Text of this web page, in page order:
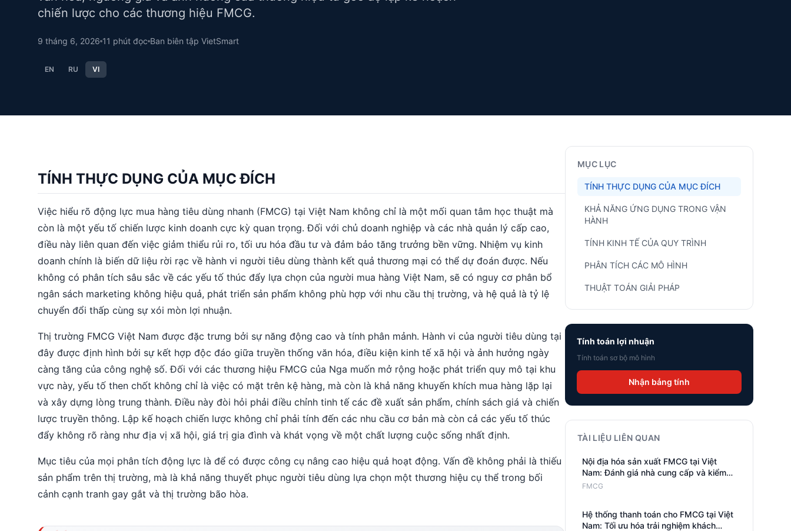
chiến lược cho các thương hiệu FMCG.
9 tháng 6, 2026 11 phút đọc Ban biên tập VietSmart
EN RU VI
TÍNH THỰC DỤNG CỦA MỤC ĐÍCH
Việc hiểu rõ động lực mua hàng tiêu dùng nhanh (FMCG) tại Việt Nam không chỉ là một mối quan tâm học thuật mà
còn là một yếu tố chiến lược kinh doanh cực kỳ quan trọng. Đối với chủ doanh nghiệp và các nhà quản lý cấp cao,
điều này liên quan đến việc giảm thiểu rủi ro, tối ưu hóa đầu tư và đảm bảo tăng trưởng bền vững. Nhiệm vụ kinh
doanh chính là biến dữ liệu rời rạc về hành vi người tiêu dùng thành kết quả thương mại có thể dự đoán được. Nếu
không có phân tích sâu sắc về các yếu tố thúc đẩy lựa chọn của người mua hàng Việt Nam, sẽ có nguy cơ phân bổ
ngân sách marketing không hiệu quả, phát triển sản phẩm không phù hợp với nhu cầu thị trường, và hệ quả là tỷ lệ
chuyển đổi thấp cùng sự xói mòn lợi nhuận.
Thị trường FMCG Việt Nam được đặc trưng bởi sự năng động cao và tính phân mảnh. Hành vi của người tiêu dùng tại
đây được định hình bởi sự kết hợp độc đáo giữa truyền thống văn hóa, điều kiện kinh tế xã hội và ảnh hưởng ngày
càng tăng của công nghệ số. Đối với các thương hiệu FMCG của Nga muốn mở rộng hoặc phát triển quy mô tại khu
vực này, yếu tố then chốt không chỉ là việc có mặt trên kệ hàng, mà còn là khả năng khuyến khích mua hàng lặp lại
và xây dựng lòng trung thành. Điều này đòi hỏi phải điều chỉnh tinh tế các đề xuất sản phẩm, chính sách giá và chiến
lược truyền thông. Lập kế hoạch chiến lược không chỉ phải tính đến các nhu cầu cơ bản mà còn cả các yếu tố thúc
đẩy không rõ ràng như địa vị xã hội, giá trị gia đình và khát vọng về một chất lượng cuộc sống nhất định.
Mục tiêu của mọi phân tích động lực là để có được công cụ nâng cao hiệu quả hoạt động. Vấn đề không phải là thiếu
sản phẩm trên thị trường, mà là khả năng thuyết phục người tiêu dùng lựa chọn một thương hiệu cụ thể trong bối
cảnh cạnh tranh gay gắt và thị trường bão hòa.
MỤC LỤC
TÍNH THỰC DỤNG CỦA MỤC ĐÍCH
KHẢ NĂNG ỨNG DỤNG TRONG VẬN
HÀNH
TÍNH KINH TẾ CỦA QUY TRÌNH
PHÂN TÍCH CÁC MÔ HÌNH
THUẬT TOÁN GIẢI PHÁP
Tính toán lợi nhuận
Tính toán sơ bộ mô hình
Nhận bảng tính
TÀI LIỆU LIÊN QUAN
Nội địa hóa sản xuất FMCG tại Việt
Nam: Đánh giá nhà cung cấp và kiểm
soát chất lượng
FMCG
Hệ thống thanh toán cho FMCG tại Việt
Nam: Tối ưu hóa trải nghiệm khách